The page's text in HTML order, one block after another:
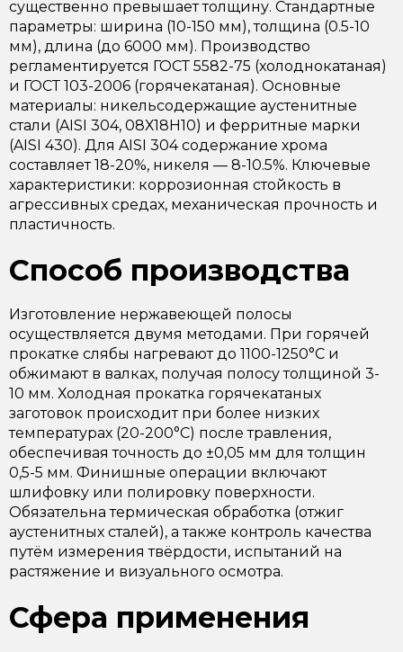
существенно превышает толщину. Стандартные
параметры: ширина (10-150 мм), толщина (0.5-10
мм), длина (до 6000 мм). Производство
регламентируется ГОСТ 5582-75 (холоднокатаная)
и ГОСТ 103-2006 (горячекатаная). Основные
материалы: никельсодержащие аустенитные
стали (AISI 304, 08Х18Н10) и ферритные марки
(AISI 430). Для AISI 304 содержание хрома
составляет 18-20%, никеля — 8-10.5%. Ключевые
характеристики: коррозионная стойкость в
агрессивных средах, механическая прочность и
пластичность.
Способ производства
Изготовление нержавеющей полосы
осуществляется двумя методами. При горячей
прокатке слябы нагревают до 1100-1250°C и
обжимают в валках, получая полосу толщиной 3-
10 мм. Холодная прокатка горячекатаных
заготовок происходит при более низких
температурах (20-200°C) после травления,
обеспечивая точность до ±0,05 мм для толщин
0,5-5 мм. Финишные операции включают
шлифовку или полировку поверхности.
Обязательна термическая обработка (отжиг
аустенитных сталей), а также контроль качества
путём измерения твёрдости, испытаний на
растяжение и визуального осмотра.
Сфера применения